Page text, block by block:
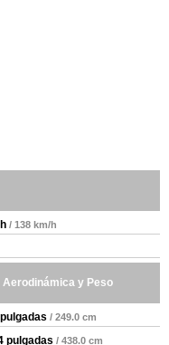
/ 138 km/h
Aerodinámica y Peso
/ 249.0 cm
pulgadas / 438.0 cm